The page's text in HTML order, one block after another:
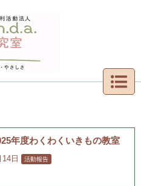
年度わくわくいきもの教室
日 活動報告